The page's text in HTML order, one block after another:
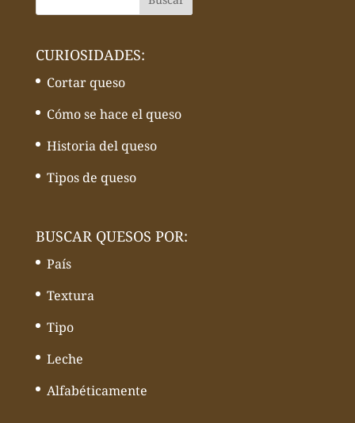
CURIOSIDADES:
Cortar queso
Cómo se hace el queso
Historia del queso
Tipos de queso
BUSCAR QUESOS POR:
País
Textura
Tipo
Leche
Alfabéticamente